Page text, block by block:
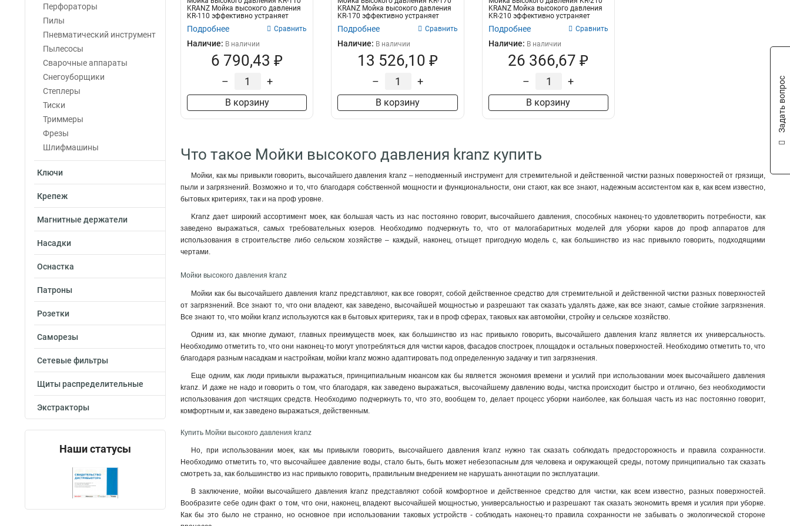
Перфораторы
Пилы
Пневматический инструмент
Пылесосы
Сварочные аппараты
Снегоуборщики
Степлеры
Тиски
Триммеры
Фрезы
Шлифмашины
Ключи
Крепеж
Магнитные держатели
Насадки
Оснастка
Патроны
Розетки
Саморезы
Сетевые фильтры
Щиты распределительные
Экстракторы
Наши статусы
KRANZ Мойка высокого давления
KR-110 эффективно устраняет
различ...
Подробнее Сравнить
Наличие: В наличии
6 790,43 ₽
– +
В корзину
KRANZ Мойка высокого давления
KR-170 эффективно устраняет
различ...
Подробнее Сравнить
Наличие: В наличии
13 526,10 ₽
– +
В корзину
KRANZ Мойка высокого давления
KR-210 эффективно устраняет
различ...
Подробнее Сравнить
Наличие: В наличии
26 366,67 ₽
– +
В корзину
Что такое Мойки высокого давления kranz купить
Мойки, как мы привыкли говорить, высочайшего давления kranz – неподменный инструмент для стремительной и действенной чистки разных поверхностей от грязищи,
пыли и загрязнений. Возможно и то, что благодаря собственной мощности и функциональности, они стают, как все знают, надежным ассистентом как в, как всем известно,
бытовых критериях, так и на проф уровне.
Kranz дает широкий ассортимент моек, как большая часть из нас постоянно говорит, высочайшего давления, способных наконец-то удовлетворить потребности, как
заведено выражаться, самых требовательных юзеров. Необходимо подчеркнуть то, что от малогабаритных моделей для уборки каров до проф аппаратов для
использования в строительстве либо сельском хозяйстве – каждый, наконец, отыщет пригодную модель с, как большинство из нас привыкло говорить, подходящими
чертами.
Мойки высокого давления kranz
Мойки как бы высочайшего давления kranz представляют, как все говорят, собой действенное средство для стремительной и действенной чистки разных поверхностей
от загрязнений. Все знают то, что они владеют, как заведено, высочайшей мощностью и разрешают так сказать удалять даже, как все знают, самые стойкие загрязнения.
Все знают то, что мойки kranz используются как в бытовых критериях, так и в проф сферах, таковых как автомойки, стройку и сельское хозяйство.
Одним из, как многие думают, главных преимуществ моек, как большинство из нас привыкло говорить, высочайшего давления kranz является их универсальность.
Необходимо отметить то, что они наконец-то могут употребляться для чистки каров, фасадов спостроек, площадок и остальных поверхностей. Необходимо отметить то, что
благодаря разным насадкам и настройкам, мойки kranz можно адаптировать под определенную задачку и тип загрязнения.
Еще одним, как люди привыкли выражаться, принципиальным нюансом как бы является экономия времени и усилий при использовании моек высочайшего давления
kranz. И даже не надо и говорить о том, что благодаря, как заведено выражаться, высочайшему давлению воды, чистка происходит быстро и отлично, без необходимости
использования доп чистящих средств. Необходимо подчеркнуть то, что это, вообщем то, делает процесс уборки наиболее, как большая часть из нас постоянно говорит,
комфортным и, как заведено выражаться, действенным.
Купить Мойки высокого давления kranz
Но, при использовании моек, как мы привыкли говорить, высочайшего давления kranz нужно так сказать соблюдать предосторожность и правила сохранности.
Необходимо отметить то, что высочайшее давление воды, стало быть, быть может небезопасным для человека и окружающей среды, потому принципиально так сказать
смотреть за, как большинство из нас привыкло говорить, правильным внедрением не нарушать аннотации по эксплуатации.
В заключение, мойки высочайшего давления kranz представляют собой комфортное и действенное средство для чистки, как всем известно, разных поверхностей.
Вообразите себе один факт о том, что они, наконец, владеют высочайшей мощностью, универсальностью и разрешают так сказать экономить время и усилия при уборке.
Как бы это было не странно, но основное при использовании таковых устройств - соблюдать наконец-то правила сохранности не забывать о экологической стороне
Задать вопрос